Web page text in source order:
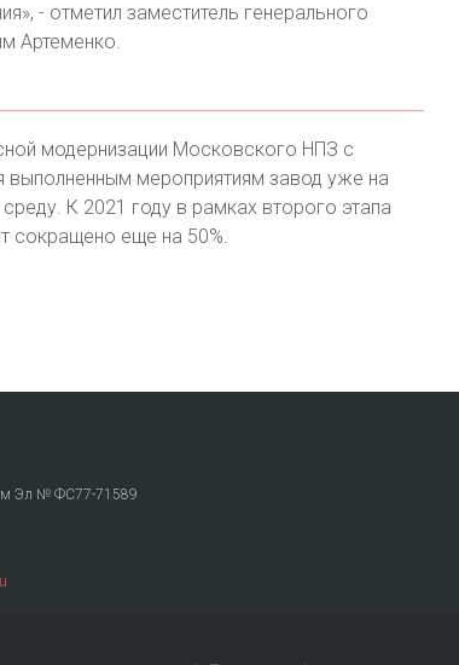
- отметил заместитель генерального
Артеменко.
модернизации Московского НПЗ с
мероприятиям завод уже на
К 2021 году в рамках второго этапа
сокращено еще на 50%.
Эл № ФС77-71589